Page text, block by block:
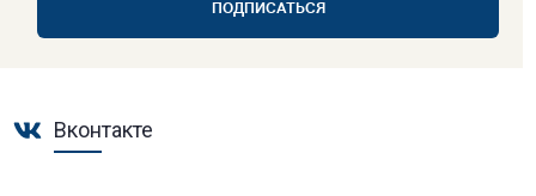
ПОДПИСАТЬСЯ
Вконтакте